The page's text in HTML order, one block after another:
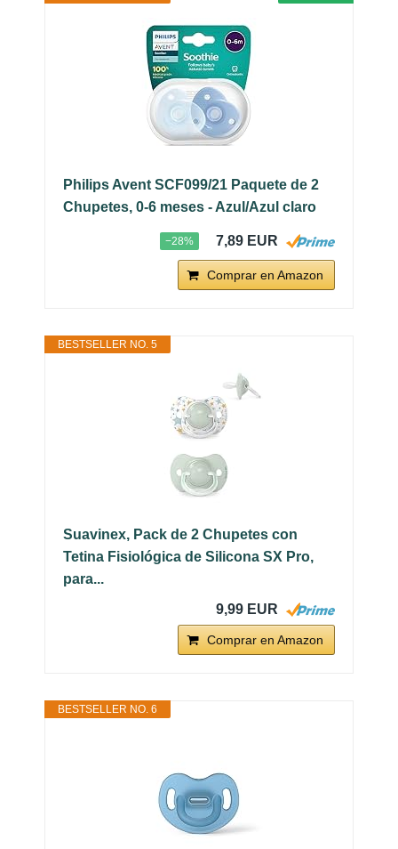
Philips Avent SCF099/21 Paquete de 2
Chupetes, 0-6 meses - Azul/Azul claro
−28% 7,89 EUR
Comprar en Amazon
BESTSELLER NO. 5
Suavinex, Pack de 2 Chupetes con
Tetina Fisiológica de Silicona SX Pro,
para...
9,99 EUR
Comprar en Amazon
BESTSELLER NO. 6